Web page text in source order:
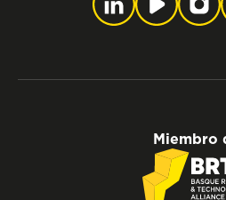
Miembro